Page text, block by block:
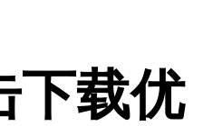
下载优